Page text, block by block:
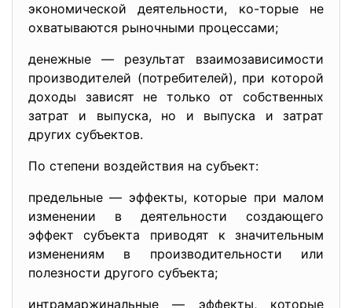
экономической деятельности, ко-торые не
охватываются рыночными процессами;
денежные — результат взаимозависимости
производителей (потребителей), при которой
доходы зависят не только от собственных
затрат и выпуска, но и выпуска и затрат
других субъектов.
По степени воздействия на субъект:
предельные — эффекты, которые при малом
изменении в деятельности создающего
эффект субъекта приводят к значительным
изменениям в производительности или
полезности другого субъекта;
интрамаржинальные — эффекты, которые